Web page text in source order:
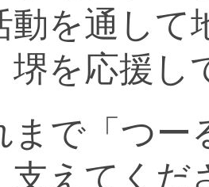
動を通して
堺を応援し
まで「つー
支えてく